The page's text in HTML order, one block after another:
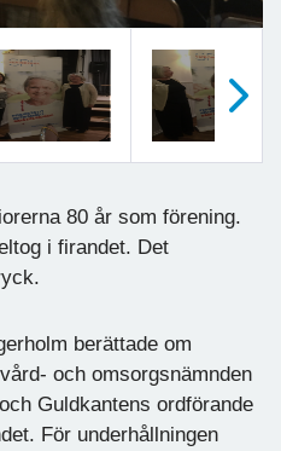
80 år som förening.
i firandet. Det
berättade om
och omsorgsnämnden
Guldkantens ordförande
För underhållningen